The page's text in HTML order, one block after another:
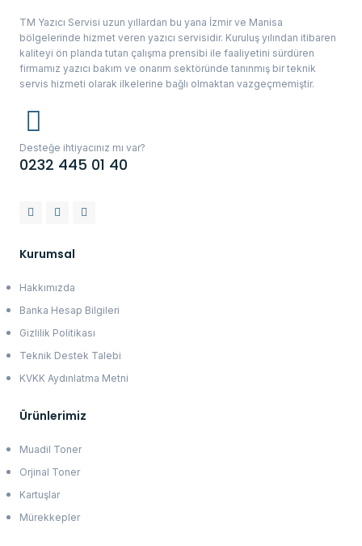
TM Yazıcı Servisi uzun yıllardan bu yana İzmir ve Manisa
bölgelerinde hizmet veren yazıcı servisidir. Kuruluş yılından itibaren
kaliteyi ön planda tutan çalışma prensibi ile faaliyetini sürdüren
firmamız yazıcı bakım ve onarım sektöründe tanınmış bir teknik
servis hizmeti olarak ilkelerine bağlı olmaktan vazgeçmemiştir.
Desteğe ihtiyacınız mı var?
0232 445 01 40
Kurumsal
Hakkımızda
Banka Hesap Bilgileri
Gizlilik Politikası
Teknik Destek Talebi
KVKK Aydınlatma Metni
Ürünlerimiz
Muadil Toner
Orjinal Toner
Kartuşlar
Mürekkepler